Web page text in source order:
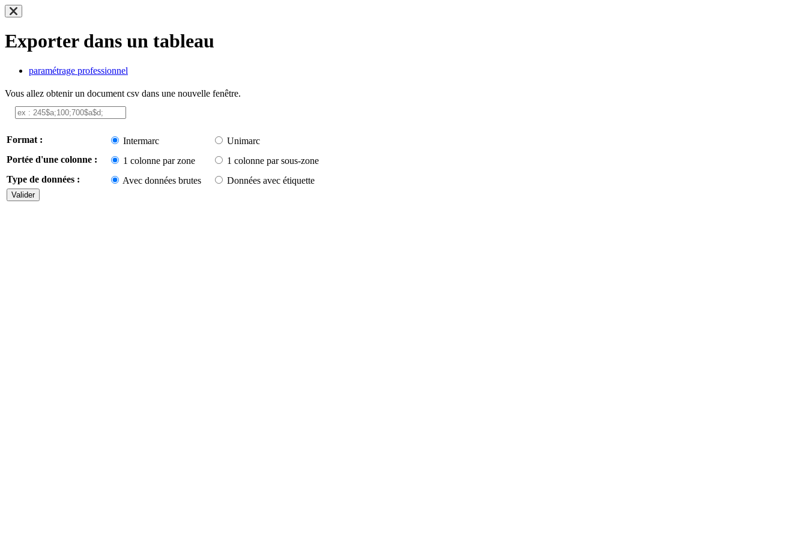
Exporter dans un tableau
paramétrage professionnel
Vous allez obtenir un document csv dans une nouvelle fenêtre.
Format : Intermarc
Unimarc
Portée d'une colonne :
1 colonne par zone
1 colonne par sous-zone
Type de données :
Avec données brutes Données avec étiquette